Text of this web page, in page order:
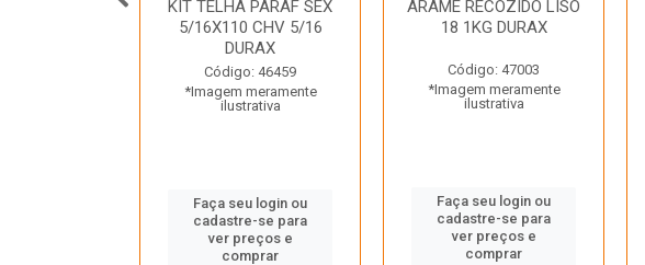
KIT TELHA PARAF SEX
5/16X110 CHV 5/16
DURAX
Código: 46459
*Imagem meramente
ilustrativa
Faça seu login ou
cadastre-se para
ver preços e
comprar
ARAME RECOZIDO LISO
18 1KG DURAX
Código: 47003
*Imagem meramente
ilustrativa
Faça seu login ou
cadastre-se para
ver preços e
comprar